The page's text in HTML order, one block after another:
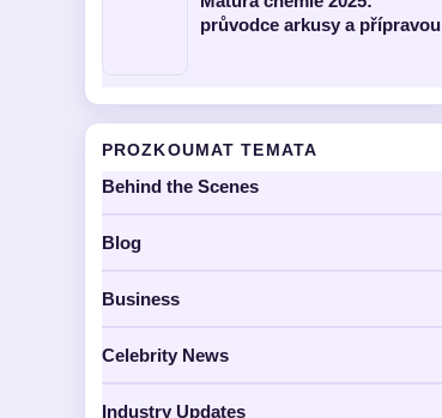
průvodce arkusy a přípravou
PROZKOUMAT TEMATA
Behind the Scenes
Blog
Business
Celebrity News
Industry Updates